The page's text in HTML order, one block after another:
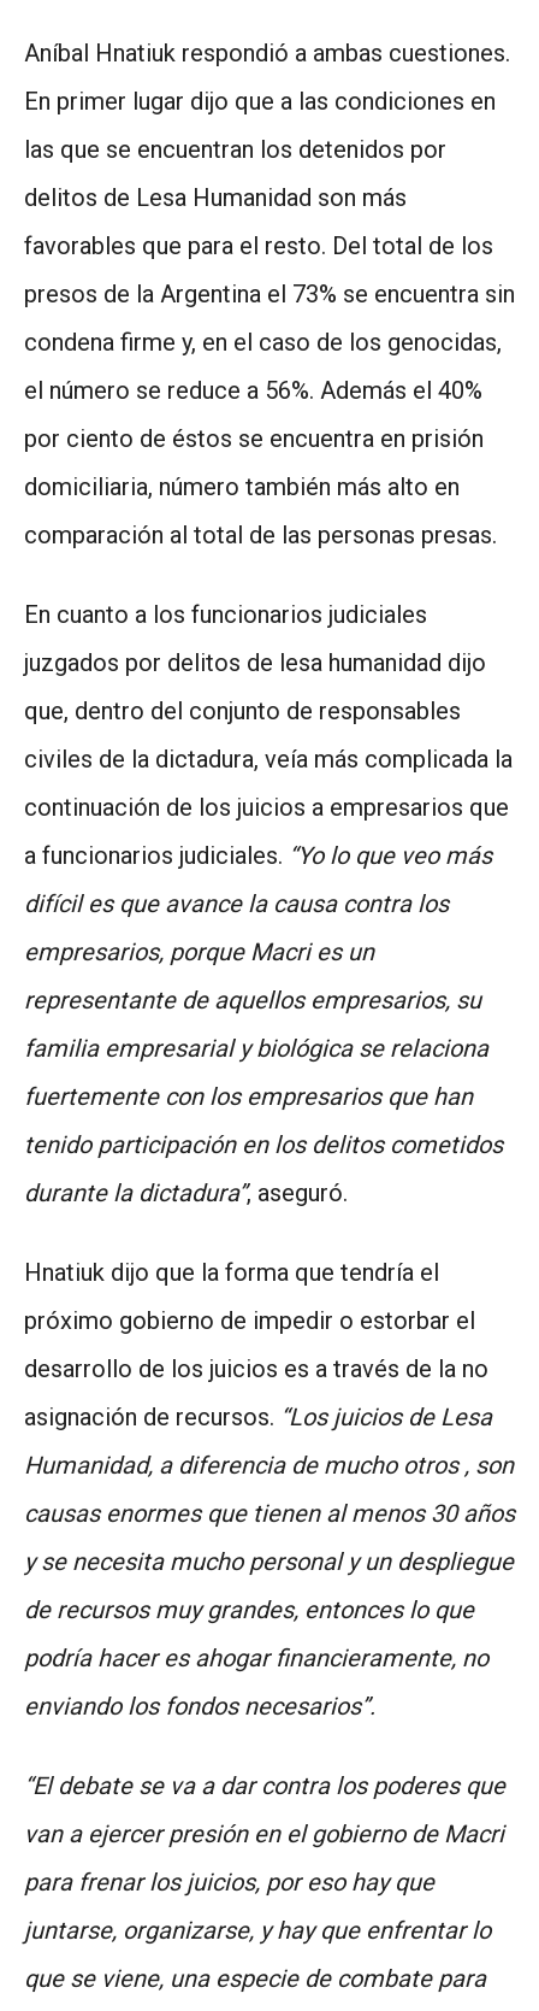
Aníbal Hnatiuk respondió a ambas cuestiones.
En primer lugar dijo que a las condiciones en
las que se encuentran los detenidos por
delitos de Lesa Humanidad son más
favorables que para el resto. Del total de los
presos de la Argentina el 73% se encuentra sin
condena firme y, en el caso de los genocidas,
el número se reduce a 56%. Además el 40%
por ciento de éstos se encuentra en prisión
domiciliaria, número también más alto en
comparación al total de las personas presas.
En cuanto a los funcionarios judiciales
juzgados por delitos de lesa humanidad dijo
que, dentro del conjunto de responsables
civiles de la dictadura, veía más complicada la
continuación de los juicios a empresarios que
a funcionarios judiciales. “Yo lo que veo más
difícil es que avance la causa contra los
empresarios, porque Macri es un
representante de aquellos empresarios, su
familia empresarial y biológica se relaciona
fuertemente con los empresarios que han
tenido participación en los delitos cometidos
durante la dictadura”, aseguró.
Hnatiuk dijo que la forma que tendría el
próximo gobierno de impedir o estorbar el
desarrollo de los juicios es a través de la no
asignación de recursos. “Los juicios de Lesa
Humanidad, a diferencia de mucho otros , son
causas enormes que tienen al menos 30 años
y se necesita mucho personal y un despliegue
de recursos muy grandes, entonces lo que
podría hacer es ahogar financieramente, no
enviando los fondos necesarios”.
“El debate se va a dar contra los poderes que
van a ejercer presión en el gobierno de Macri
para frenar los juicios, por eso hay que
juntarse, organizarse, y hay que enfrentar lo
que se viene, una especie de combate para